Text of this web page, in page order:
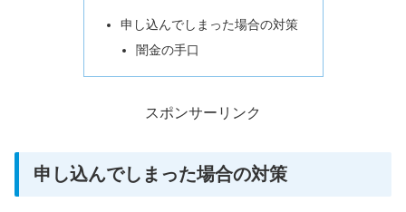
申し込んでしまった場合の対策
闇金の手口
スポンサーリンク
申し込んでしまった場合の対策